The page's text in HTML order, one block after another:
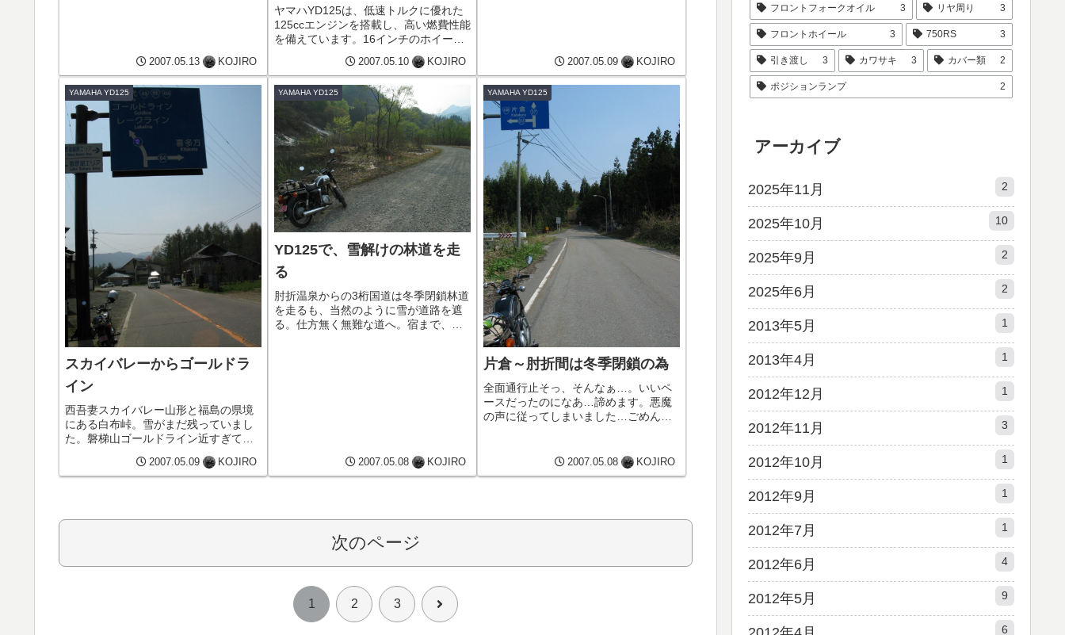
2007.05.13 KOJIRO
ヤマハYD125は、低速トルクに優れた
125ccエンジンを搭載し、高い燃費性能
を備えています。16インチのホイール
により軽快な操作が可能で、舗装路か
らフラットなダートまで安定して走行
できます。高速域の性能には限界があ
るものの、一般道での実用...
2007.05.10 KOJIRO 2007.05.09 KOJIRO
YAMAHA YD125
スカイバレーからゴールドラ
イン
西吾妻スカイバレー山形と福島の県境
にある白布峠。雪がまだ残っていまし
た。磐梯山ゴールドライン近すぎて、
よくわからない磐梯山…。県道2号線を
白布から磐梯山へ向かうときの方が良
く見えました。
2007.05.09 KOJIRO
YAMAHA YD125
YD125で、雪解けの林道を走
る
肘折温泉からの3桁国道は冬季閉鎖林道
を走るも、当然のように雪が道路を遮
る。仕方無く無難な道へ。宿まで、あ
2007.05.08 KOJIRO
YAMAHA YD125
片倉～肘折間は冬季閉鎖の為
全面通行止そっ、そんなぁ…。いいペ
ースだったのになあ…諦めます。悪魔
の声に従ってしまいました…ごめんな
が。訊けば数ヵ所、路肩が崩れている
が、バイクなら問題無いと。景色はこ
2007.05.08 KOJIRO
次のページ
1 2 3 次
フロントフォークオイル 3 リヤ周り 3
フロントホイール 3 750RS 3
引き渡し 3 カワサキ 3 カバー類 2
ポジションランプ 2
アーカイブ
2025年11月 2
2025年10月 10
2025年9月 2
2025年6月 2
2013年5月 1
2013年4月 1
2012年12月 1
2012年11月 3
2012年10月 1
2012年9月 1
2012年7月 1
2012年6月 4
2012年5月 9
6